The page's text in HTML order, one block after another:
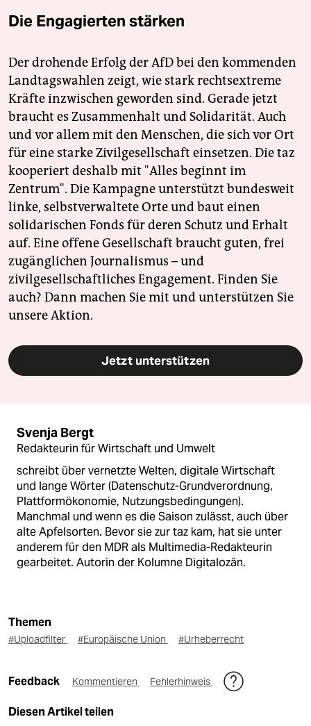
Die Engagierten stärken
Der drohende Erfolg der AfD bei den kommenden
Landtagswahlen zeigt, wie stark rechtsextreme
Kräfte inzwischen geworden sind. Gerade jetzt
braucht es Zusammenhalt und Solidarität. Auch
und vor allem mit den Menschen, die sich vor Ort
für eine starke Zivilgesellschaft einsetzen. Die taz
kooperiert deshalb mit "Alles beginnt im
Zentrum". Die Kampagne unterstützt bundesweit
linke, selbstverwaltete Orte und baut einen
solidarischen Fonds für deren Schutz und Erhalt
auf. Eine offene Gesellschaft braucht guten, frei
zugänglichen Journalismus – und
zivilgesellschaftliches Engagement. Finden Sie
auch? Dann machen Sie mit und unterstützen Sie
unsere Aktion.
Jetzt unterstützen
Svenja Bergt
Redakteurin für Wirtschaft und Umwelt
schreibt über vernetzte Welten, digitale Wirtschaft
und lange Wörter (Datenschutz-Grundverordnung,
Plattformökonomie, Nutzungsbedingungen).
Manchmal und wenn es die Saison zulässt, auch über
alte Apfelsorten. Bevor sie zur taz kam, hat sie unter
anderem für den MDR als Multimedia-Redakteurin
gearbeitet. Autorin der Kolumne Digitalozän.
Themen
#Uploadfilter #Europäische Union #Urheberrecht
Feedback Kommentieren Fehlerhinweis
Diesen Artikel teilen